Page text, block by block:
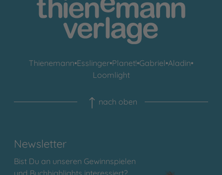
Thienemann•Esslinger•Planet!•Gabriel•Aladin•
Loomlight
nach oben
Newsletter
Bist Du an unseren Gewinnspielen
und Buchhighlights interessiert?